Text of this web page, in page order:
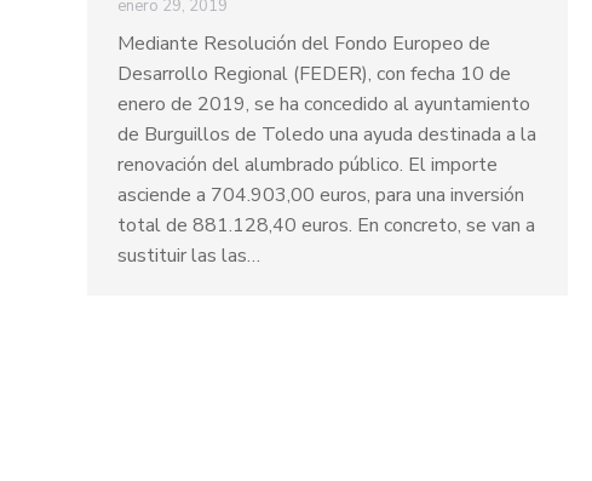
enero 29, 2019
Mediante Resolución del Fondo Europeo de
Desarrollo Regional (FEDER), con fecha 10 de
enero de 2019, se ha concedido al ayuntamiento
de Burguillos de Toledo una ayuda destinada a la
renovación del alumbrado público. El importe
asciende a 704.903,00 euros, para una inversión
total de 881.128,40 euros. En concreto, se van a
sustituir las las…